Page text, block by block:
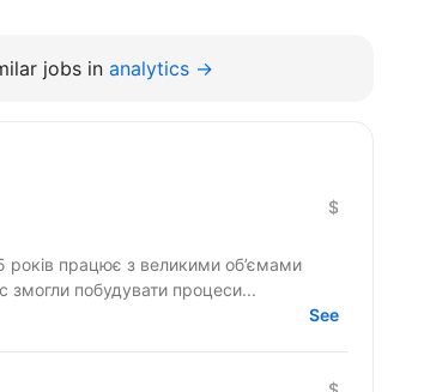
jobs in analytics →
$
років працює з великими об’ємами
оферами ринку. За цей час змогли побудувати процеси...
See